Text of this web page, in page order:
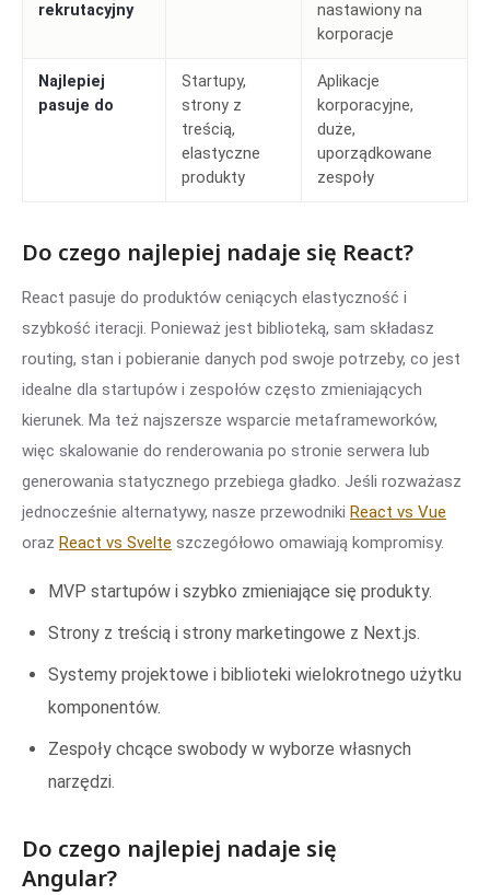
rekrutacyjny
nastawiony na
korporacje
Najlepiej
pasuje do
Startupy,
strony z
treścią,
elastyczne
produkty
Aplikacje
korporacyjne,
duże,
uporządkowane
zespoły
Do czego najlepiej nadaje się React?
React pasuje do produktów ceniących elastyczność i
szybkość iteracji. Ponieważ jest biblioteką, sam składasz
routing, stan i pobieranie danych pod swoje potrzeby, co jest
idealne dla startupów i zespołów często zmieniających
kierunek. Ma też najszersze wsparcie metaframeworków,
więc skalowanie do renderowania po stronie serwera lub
generowania statycznego przebiega gładko. Jeśli rozważasz
jednocześnie alternatywy, nasze przewodniki React vs Vue
oraz React vs Svelte szczegółowo omawiają kompromisy.
MVP startupów i szybko zmieniające się produkty.
Strony z treścią i strony marketingowe z Next.js.
Systemy projektowe i biblioteki wielokrotnego użytku
komponentów.
Zespoły chcące swobody w wyborze własnych
narzędzi.
Do czego najlepiej nadaje się
Angular?